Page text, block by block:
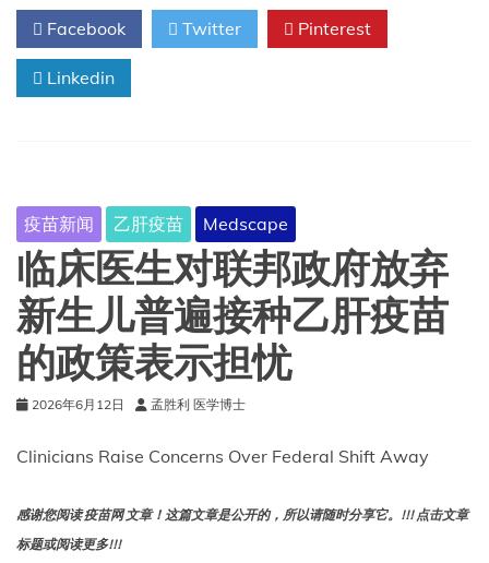
化
了
省
略
出
肝
苗
接
种
的
后
果
Facebook Twitter Pinterest
Linkedin
疫苗新闻 乙肝疫苗 Medscape
临床医生对联邦政府放弃
新生儿普遍接种乙肝疫苗
的政策表示担忧
2026年6月12日 孟胜利 医学博士
Clinicians Raise Concerns Over Federal Shift Away
感谢您阅读 疫苗网 文章！这篇文章是公开的，所以请随时分享它。!!! 点击文章
标题或阅读更多!!!